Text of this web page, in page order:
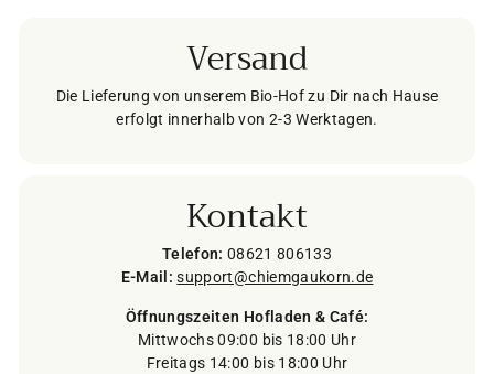
Versand
Die Lieferung von unserem Bio-Hof zu Dir nach Hause
erfolgt innerhalb von 2-3 Werktagen.
Kontakt
Telefon: 08621 806133
E-Mail: support@chiemgaukorn.de
Öffnungszeiten Hofladen & Café:
Mittwochs 09:00 bis 18:00 Uhr
Freitags 14:00 bis 18:00 Uhr